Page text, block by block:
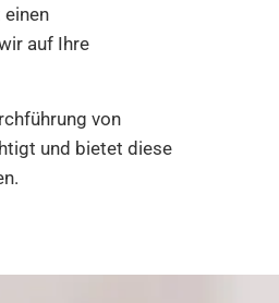
auf Ihre
von
und bietet diese